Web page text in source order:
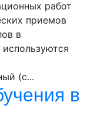
работ
приемов
в
(с...
в